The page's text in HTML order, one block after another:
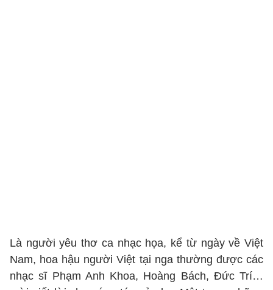
Là người yêu thơ ca nhạc họa, kể từ ngày về Việt
Nam, hoa hậu người Việt tại nga thường được các
nhạc sĩ Phạm Anh Khoa, Hoàng Bách, Đức Trí…